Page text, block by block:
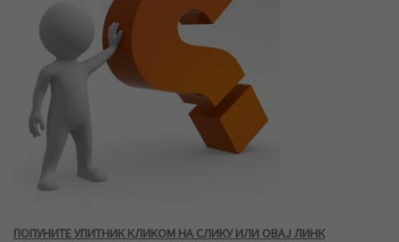
ПОПУНИТЕ УПИТНИК КЛИКОМ НА СЛИКУ ИЛИ ОВАЈ ЛИНК